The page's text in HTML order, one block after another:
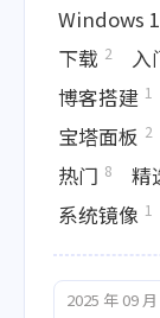
Windows
下载 2 入
博客搭建 1
宝塔面板 2
热门 8 精
系统镜像 1
2025 年 09 月